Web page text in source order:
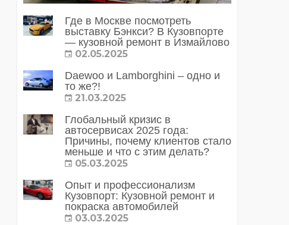
Где в Москве посмотреть
выставку Бэнкси? В Кузовпорте
— кузовной ремонт в Измайлово
02.05.2025
Daewoo и Lamborghini – одно и
то же?!
21.03.2025
Глобальный кризис в
автосервисах 2025 года:
Причины, почему клиентов стало
меньше и что с этим делать?
05.03.2025
Опыт и профессионализм
Кузовпорт: Кузовной ремонт и
покраска автомобилей
03.03.2025